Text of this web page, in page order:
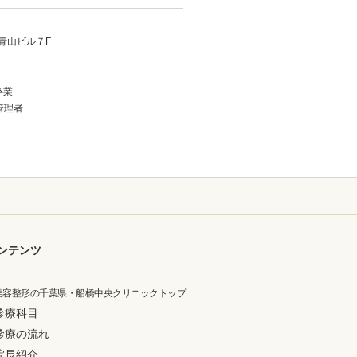
山ビル７F
業
理者
テンツ
容整形の千葉県・船橋中央クリニックトップ
療科目
療の流れ